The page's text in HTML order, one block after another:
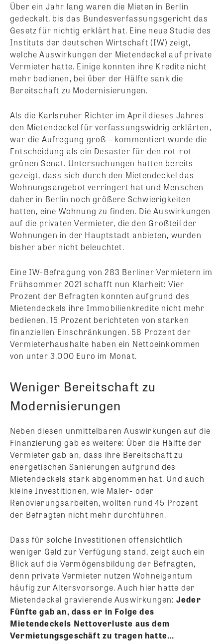
Über ein Jahr lang waren die Mieten in Berlin
gedeckelt, bis das Bundesverfassungsgericht das
Gesetz für nichtig erklärt hat. Eine neue Studie des
Instituts der deutschen Wirtschaft (IW) zeigt,
welche Auswirkungen der Mietendeckel auf private
Vermieter hatte. Einige konnten ihre Kredite nicht
mehr bedienen, bei über der Hälfte sank die
Bereitschaft zu Modernisierungen.
Als die Karlsruher Richter im April dieses Jahres
den Mietendeckel für verfassungswidrig erklärten,
war die Aufregung groß – kommentiert wurde die
Entscheidung als ein Desaster für den rot-rot-
grünen Senat. Untersuchungen hatten bereits
gezeigt, dass sich durch den Mietendeckel das
Wohnungsangebot verringert hat und Menschen
daher in Berlin noch größere Schwierigkeiten
hatten, eine Wohnung zu finden. Die Auswirkungen
auf die privaten Vermieter, die den Großteil der
Wohnungen in der Hauptstadt anbieten, wurden
bisher aber nicht beleuchtet.
Eine IW-Befragung von 283 Berliner Vermietern im
Frühsommer 2021 schafft nun Klarheit: Vier
Prozent der Befragten konnten aufgrund des
Mietendeckels ihre Immobilienkredite nicht mehr
bedienen, 15 Prozent berichteten von starken
finanziellen Einschränkungen. 58 Prozent der
Vermieterhaushalte haben ein Nettoeinkommen
von unter 3.000 Euro im Monat.
Weniger Bereitschaft zu
Modernisierungen
Neben diesen unmittelbaren Auswirkungen auf die
Finanzierung gab es weitere: Über die Hälfte der
Vermieter gab an, dass ihre Bereitschaft zu
energetischen Sanierungen aufgrund des
Mietendeckels stark abgenommen hat. Und auch
kleine Investitionen, wie Maler- oder
Renovierungsarbeiten, wollten rund 45 Prozent
der Befragten nicht mehr durchführen.
Dass für solche Investitionen offensichtlich
weniger Geld zur Verfügung stand, zeigt auch ein
Blick auf die Vermögensbildung der Befragten,
denn private Vermieter nutzen Wohneigentum
häufig zur Altersvorsorge. Auch hier hatte der
Mietendeckel gravierende Auswirkungen: Jeder
Fünfte gab an, dass er in Folge des
Mietendeckels Nettoverluste aus dem
Vermietungsgeschäft zu tragen hatte…